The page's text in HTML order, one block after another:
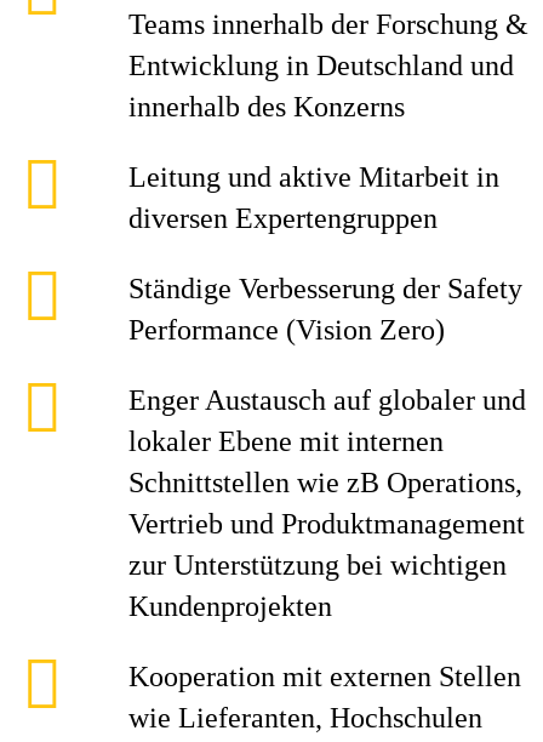
Teams innerhalb der Forschung &
Entwicklung in Deutschland und
innerhalb des Konzerns
Leitung und aktive Mitarbeit in
diversen Expertengruppen
Ständige Verbesserung der Safety
Performance (Vision Zero)
Enger Austausch auf globaler und
lokaler Ebene mit internen
Schnittstellen wie zB Operations,
Vertrieb und Produktmanagement
zur Unterstützung bei wichtigen
Kundenprojekten
Kooperation mit externen Stellen
wie Lieferanten, Hochschulen